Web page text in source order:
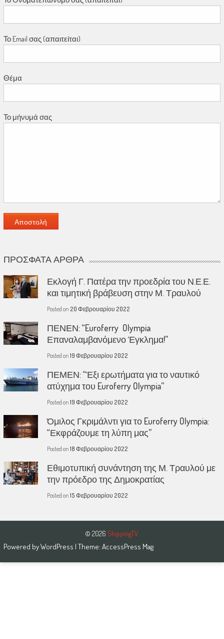
Το Email σας (απαιτείται)
Θέμα
Το μήνυμά σας
ΠΡΌΣΦΑΤΑ ΆΡΘΡΑ
Εκλογή Γ. Πατέρα την προεδρία του Ν.Ε.Ε.
και τιμητική βράβευση στην Μ. Τραυλού
Posted on 20 Φεβρουαρίου 2022
ΠΕΝΕΝ: “Euroferry Olympia
Επαναλαμβανόμενο Έγκλημα!”
Posted on 19 Φεβρουαρίου 2022
ΠΕΜΕΝ: “Έξι ερωτήματα για το ναυτικό
ατύχημα του Euroferry Olympia”
Posted on 19 Φεβρουαρίου 2022
Όμιλος Γκριμάλντι για το Euroferry Olympia:
“Εκφράζουμε τη λύπη μας”
Posted on 18 Φεβρουαρίου 2022
Εθιμοτυπική συνάντηση της Μ. Τραυλού με
την πρόεδρο της Δημοκρατίας
Posted on 15 Φεβρουαρίου 2022
© 2026 ShippingTV
Powered byWordPress | Theme: AccessPress Mag